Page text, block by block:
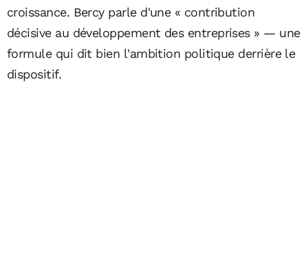
croissance. Bercy parle d'une « contribution
décisive au développement des entreprises » — une
formule qui dit bien l'ambition politique derrière le
dispositif.